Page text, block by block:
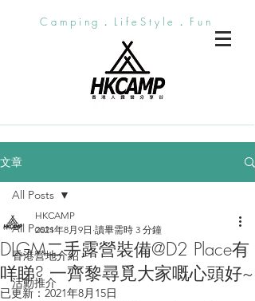
Camping．LifeStyle．Fun
文章
All Posts
香港營地介紹
活動推介
All Posts
DLGM二手露營裝備@D2 Place有
咩睇? 一齊黎尋覓大家嘅心頭好~
HKCAMP
2021年8月9日 讀畢需時 3 分鐘
已更新： 2021年8月15日